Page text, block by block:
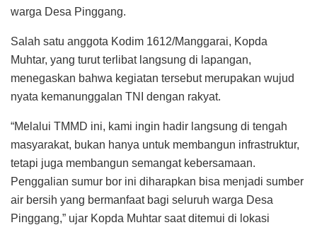
warga Desa Pinggang.
Salah satu anggota Kodim 1612/Manggarai, Kopda
Muhtar, yang turut terlibat langsung di lapangan,
menegaskan bahwa kegiatan tersebut merupakan wujud
nyata kemanunggalan TNI dengan rakyat.
“Melalui TMMD ini, kami ingin hadir langsung di tengah
masyarakat, bukan hanya untuk membangun infrastruktur,
tetapi juga membangun semangat kebersamaan.
Penggalian sumur bor ini diharapkan bisa menjadi sumber
air bersih yang bermanfaat bagi seluruh warga Desa
Pinggang,” ujar Kopda Muhtar saat ditemui di lokasi